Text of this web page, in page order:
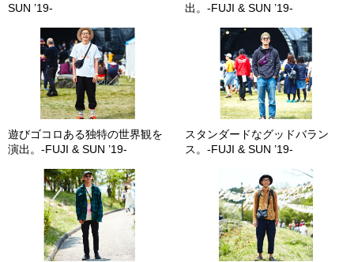
SUN ’19-
出。-FUJI & SUN ’19-
遊びゴコロある独特の世界観を
演出。-FUJI & SUN ’19-
スタンダードなグッドバラン
ス。-FUJI & SUN ’19-